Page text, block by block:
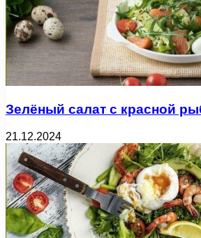
Зелёный салат с красной
21.12.2024